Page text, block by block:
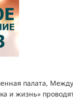
палата,
и жизнь»